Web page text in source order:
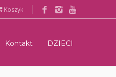
Koszyk
Kontakt DZIECI